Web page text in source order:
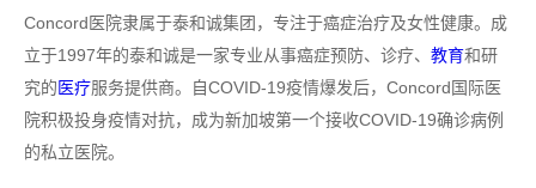
Concord医院隶属于泰和诚集团，专注于癌症治疗及女性健康。成
立于1997年的泰和诚是一家专业从事癌症预防、诊疗、 教育和研
究的医疗服务提供商。自COVID-19疫情爆发后，Concord国际医
院积极投身疫情对抗，成为新加坡第一个接收COVID-19确诊病例
的私立医院。